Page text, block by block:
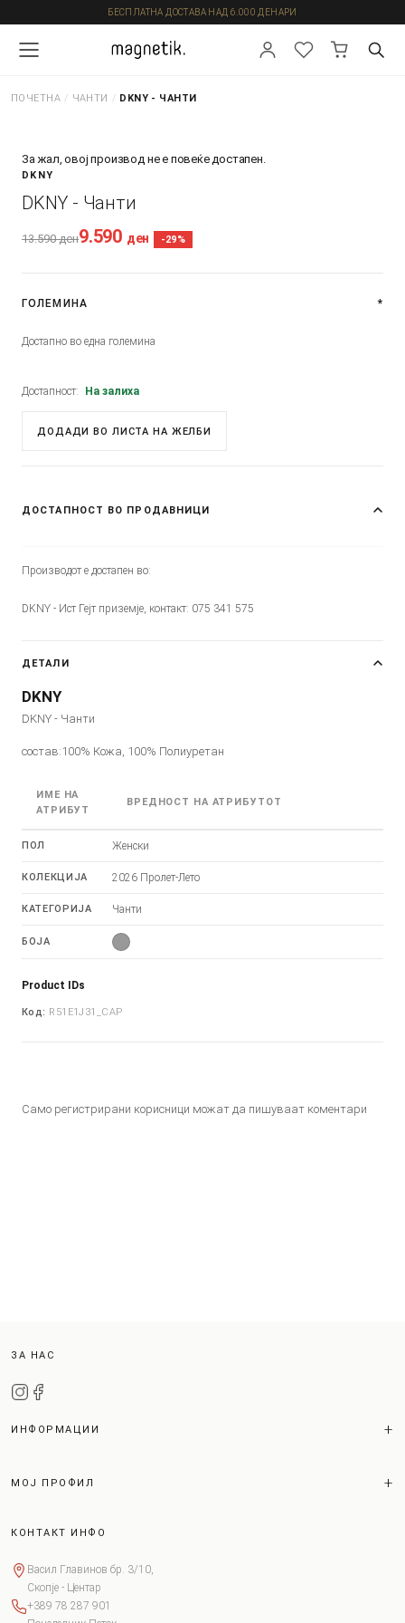
БЕСПЛАТНА ДОСТАВА НАД 6.000 ДЕНАРИ
ПОЧЕТНА / ЧАНТИ / DKNY - ЧАНТИ
За жал, овој производ не е повеќе достапен.
DKNY
DKNY - Чанти
13.590ден9.590 ден -29%
ГОЛЕМИНА *
Достапно во една големина
Достапност: На залиха
ДОДАДИ ВО ЛИСТА НА ЖЕЛБИ
ДОСТАПНОСТ ВО ПРОДАВНИЦИ
Производот е достапен во:
DKNY - Ист Гејт приземје, контакт: 075 341 575
ДЕТАЛИ
DKNY
DKNY - Чанти
состав:100% Кожа, 100% Полиуретан
ИМЕ НА
АТРИБУТ
ВРЕДНОСТ НА АТРИБУТОТ
ПОЛ Женски
КОЛЕКЦИЈА 2026 Пролет-Лето
КАТЕГОРИЈА Чанти
БОЈА
Product IDs
Код: R51E1J31_CAP
Само регистрирани корисници можат да пишуваат коментари
ЗА НАС
ИНФОРМАЦИИ
МОЈ ПРОФИЛ
КОНТАКТ ИНФО
Васил Главинов бр. 3/10,
Скопје - Центар
+389 78 287 901